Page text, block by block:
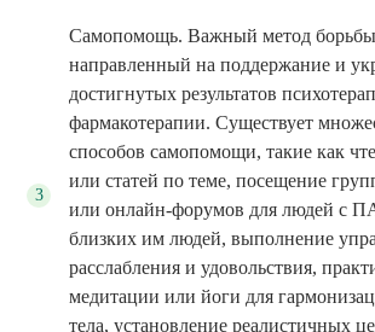
Самопомощь. Важный метод
направленный на поддержание и
достигнутых результатов
фармакотерапии. Существует
способов самопомощи, такие как
или статей по теме, посещение
или онлайн-форумов для людей с
близких им людей, выполнение
расслабления и удовольствия,
медитации или йоги для
тела, установление реалистичных